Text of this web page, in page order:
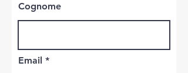
Cognome
Email